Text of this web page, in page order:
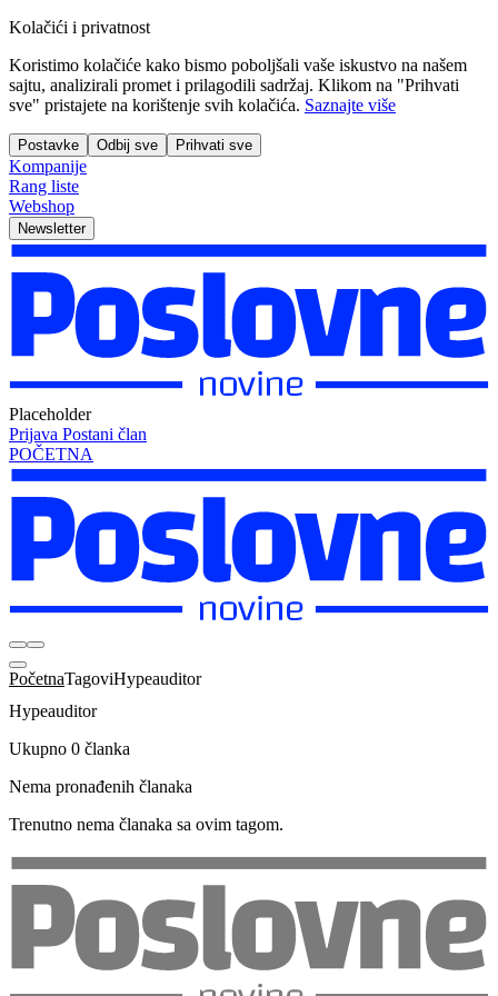
Kolačići i privatnost
Koristimo kolačiće kako bismo poboljšali vaše iskustvo na našem
sajtu, analizirali promet i prilagodili sadržaj. Klikom na "Prihvati
sve" pristajete na korištenje svih kolačića. Saznajte više
Postavke Odbij sve Prihvati sve
Kompanije
Rang liste
Webshop
Newsletter
Placeholder
Prijava Postani član
POČETNA
PočetnaTagoviHypeauditor
Hypeauditor
Ukupno 0 članka
Nema pronađenih članaka
Trenutno nema članaka sa ovim tagom.